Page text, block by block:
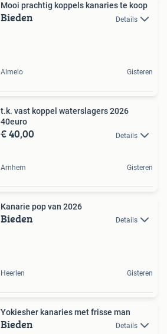
Mooi prachtig koppels kanaries te koop
Bieden Details
Almelo Gisteren
t.k. vast koppel waterslagers 2026
40euro
€ 40,00 Details
Arnhem Gisteren
Kanarie pop van 2026
Bieden Details
Heerlen Gisteren
Yokiesher kanaries met frisse man
Bieden Details